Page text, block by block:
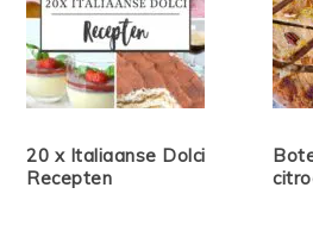
20 x Italiaanse Dolci
Recepten